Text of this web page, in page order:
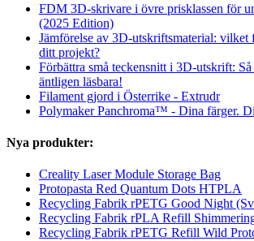
FDM 3D-skrivare i övre prisklassen för
(2025 Edition)
Jämförelse av 3D-utskriftsmaterial: vilket
ditt projekt?
Förbättra små teckensnitt i 3D-utskrift:
äntligen läsbara!
Filament gjord i Österrike - Extrudr
Polymaker Panchroma™ - Dina färger.
Nya produkter:
Creality Laser Module Storage Bag
Protopasta Red Quantum Dots HTPLA
Recycling Fabrik rPETG Good Night
Recycling Fabrik rPLA Refill
Recycling Fabrik rPETG Refill Wild